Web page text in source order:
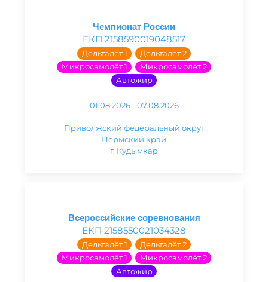
Чемпионат России
ЕКП 2158590019048517
Дельталёт 1
Дельталёт 2
Микросамолёт 1
Микросамолёт 2
Автожир
01.08.2026 - 07.08.2026
Приволжский федеральный округ
Пермский край
г. Кудымкар
Всероссийские соревнования
ЕКП 2158550021034328
Дельталёт 1
Дельталёт 2
Микросамолёт 1
Микросамолёт 2
Автожир